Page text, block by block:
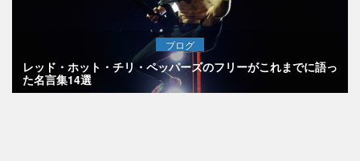
ブログ
レッド・ホット・チリ・ペッパーズのフリーがこれまでに語っ
た名言集14選